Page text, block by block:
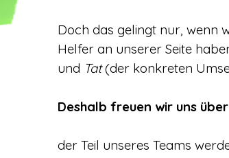
Doch das gelingt nur, wenn
Helfer an unserer Seite
und Tat(der konkreten
Deshalb freuen wir uns
der Teil unseres Teams